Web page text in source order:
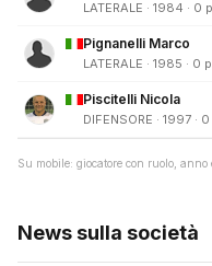
LATERALE · 1984 · 0
Pignanelli Marco
LATERALE · 1985 · 0
Piscitelli Nicola
DIFENSORE · 1997 ·
Su mobile: giocatore con ruolo, anno
News sulla società